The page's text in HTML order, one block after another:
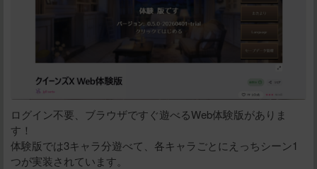
ログイン不要、ブラウザですぐ遊べるWeb体験版がありま
す！
体験版では3キャラ分遊べて、各キャラごとにえっちシーン1
つが実装されています。